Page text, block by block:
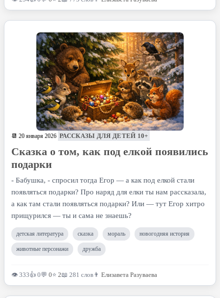
📆 20 января 2026 РАССКАЗЫ ДЛЯ ДЕТЕЙ 10+
Сказка о том, как под елкой появились
подарки
- Бабушка, - спросил тогда Егор — а как под елкой стали
появляться подарки? Про наряд для елки ты нам рассказала,
а как там стали появляться подарки? Или — тут Егор хитро
прищурился — ты и сама не знаешь?
детская литература сказка мораль новогодняя история
животные персонажи дружба
👁 333👍 0💬 0⭐ 2📖 281 слов 👨 Елизавета Разуваева